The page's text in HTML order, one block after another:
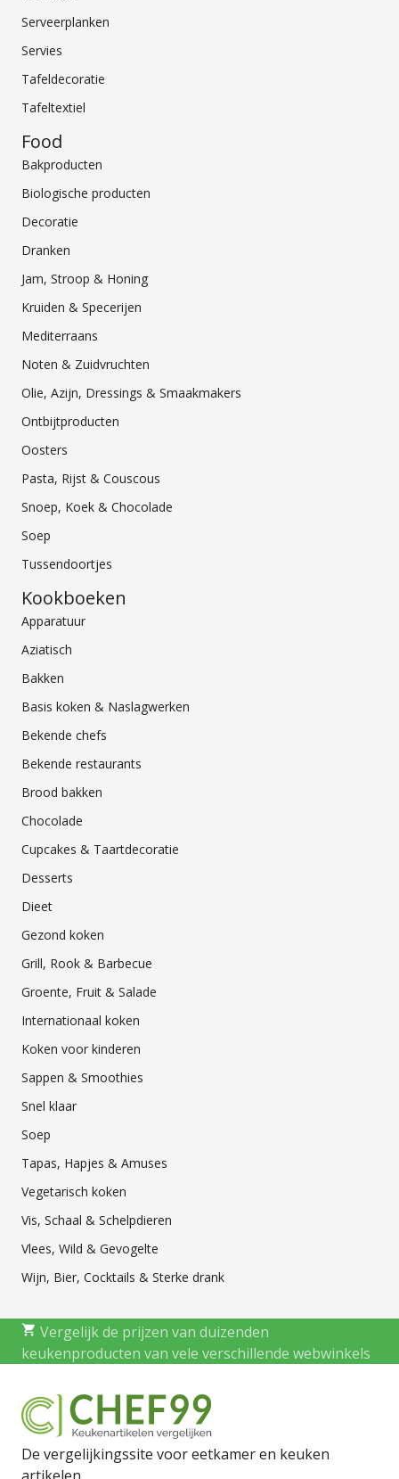
Serveerplanken
Servies
Tafeldecoratie
Tafeltextiel
Food
Bakproducten
Biologische producten
Decoratie
Dranken
Jam, Stroop & Honing
Kruiden & Specerijen
Mediterraans
Noten & Zuidvruchten
Olie, Azijn, Dressings & Smaakmakers
Ontbijtproducten
Oosters
Pasta, Rijst & Couscous
Snoep, Koek & Chocolade
Soep
Tussendoortjes
Kookboeken
Apparatuur
Aziatisch
Bakken
Basis koken & Naslagwerken
Bekende chefs
Bekende restaurants
Brood bakken
Chocolade
Cupcakes & Taartdecoratie
Desserts
Dieet
Gezond koken
Grill, Rook & Barbecue
Groente, Fruit & Salade
Internationaal koken
Koken voor kinderen
Sappen & Smoothies
Snel klaar
Soep
Tapas, Hapjes & Amuses
Vegetarisch koken
Vis, Schaal & Schelpdieren
Vlees, Wild & Gevogelte
Wijn, Bier, Cocktails & Sterke drank
Vergelijk de prijzen van duizenden
keukenproducten van vele verschillende webwinkels
De vergelijkingssite voor eetkamer en keuken